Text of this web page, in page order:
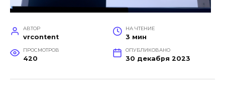
АВТОР
vrcontent
НА ЧТЕНИЕ
3 мин
ПРОСМОТРОВ
420
ОПУБЛИКОВАНО
30 декабря 2023